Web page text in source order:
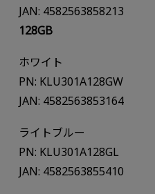
JAN: 4582563858213
128GB
ホワイト
PN: KLU301A128GW
JAN: 4582563853164
ライトブルー
PN: KLU301A128GL
JAN: 4582563855410